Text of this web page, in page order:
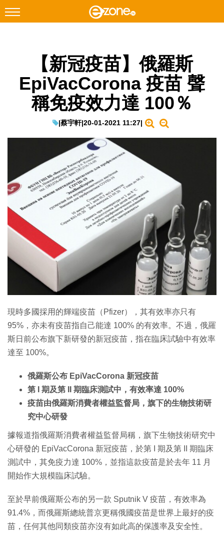
Facebook Instagram
科技焦點
網絡生活
教學評測
IT Times
生成式AI與雲端應用
Enterprise Digital Transformation
特集
【新冠疫苗】俄羅斯
EpiVacCorona 疫苗 聲
稱免疫效力達 100％
|蔡宇軒|20-01-2021 11:27|
現時多國採用的輝端疫苗（Pfizer），其有效率亦只有
95%，亦未有疫苗指自己能達 100% 的有效率。不過，俄羅
斯日前公布旗下新研發的新冠疫苗，指在臨床試驗中有效率
達至 100%。
俄羅斯公布 EpiVacCorona 新冠疫苗
第 I 期及第 II 期臨床測試中，有效率達 100%
疫苗由俄羅斯消費者權益監督局，旗下的生物技術研
究中心研發
據報道指俄羅斯消費者權益監督局稱，旗下生物技術研究中
心研發的 EpiVacCorona 新冠疫苗，於第 I 期及第 II 期臨床
測試中，其免疫力達 100%，並指這款疫苗是於去年 11 月
開始作大規模臨床試驗。
至於早前俄羅斯公布的另一款 Sputnik V 疫苗，有效率為
91.4%，而俄羅斯總統普京更稱俄國疫苗是世界上最好的疫
苗，任何其他同類疫苗亦沒有如此高的保護率及安全性。